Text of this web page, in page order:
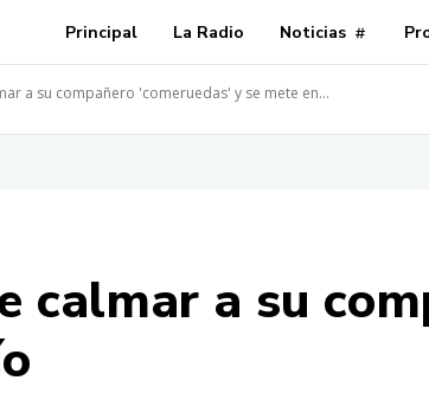
Principal La Radio Noticias
a su compañero 'comeruedas' y se mete en...
a su